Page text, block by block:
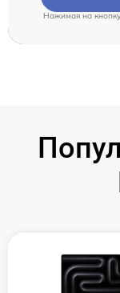
Нажимая на